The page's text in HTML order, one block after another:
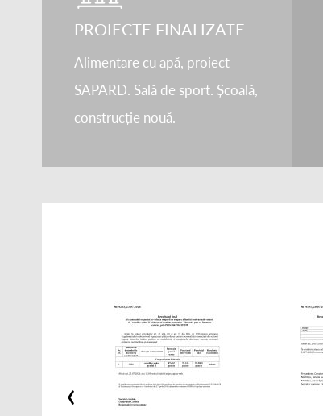
PROIECTE FINALIZATE
Alimentare cu apă, proiect
SAPARD. Sală de sport. Școală,
construcție nouă.
‹